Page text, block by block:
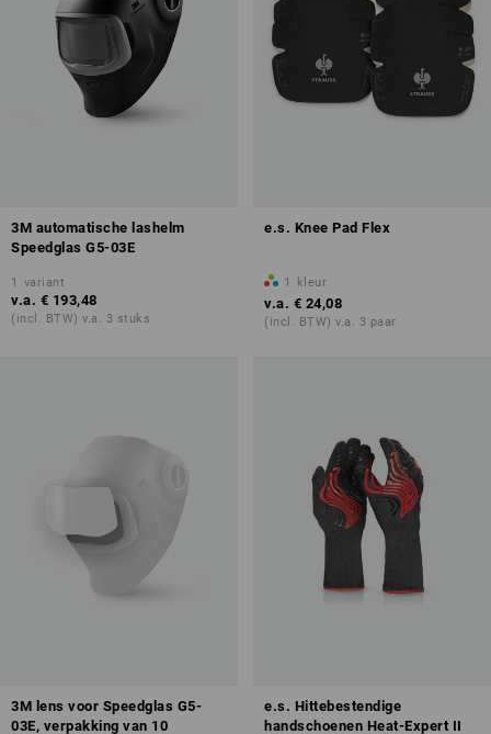
3M automatische lashelm
Speedglas G5-03E
1 variant
v.a. € 193,48
(incl. BTW) v.a. 3 stuks
e.s. Knee Pad Flex
1 kleur
v.a. € 24,08
(incl. BTW) v.a. 3 paar
3M lens voor Speedglas G5-
03E, verpakking van 10
e.s. Hittebestendige
handschoenen Heat-Expert II